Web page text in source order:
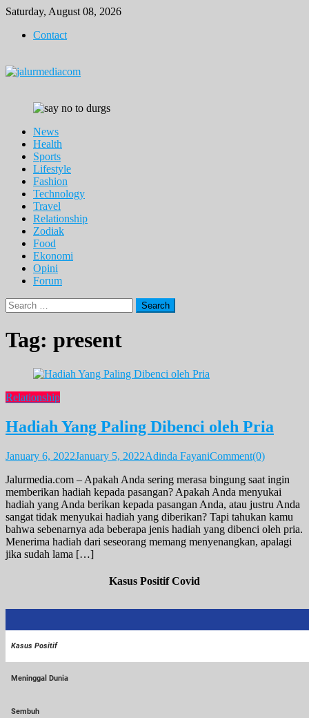
Skip
content
Saturday, August 08, 2026
Contact
News
Health
Sports
Lifestyle
Fashion
Technology
Travel
Relationship
Zodiak
Food
Ekonomi
Opini
Forum
Search
for:
Tag: present
Relationship
Hadiah Yang Paling Dibenci oleh Pria
January 6, 2022January 5, 2022Adinda FayaniComment(0)
Jalurmedia.com – Apakah Anda sering merasa bingung saat ingin
memberikan hadiah kepada pasangan? Apakah Anda menyukai
hadiah yang Anda berikan kepada pasangan Anda, atau justru Anda
sangat tidak menyukai hadiah yang diberikan? Tapi tahukan kamu
bahwa sebenarnya ada beberapa jenis hadiah yang dibenci oleh pria.
Menerima hadiah dari seseorang memang menyenangkan, apalagi
jika sudah lama […]
Kasus Positif Covid